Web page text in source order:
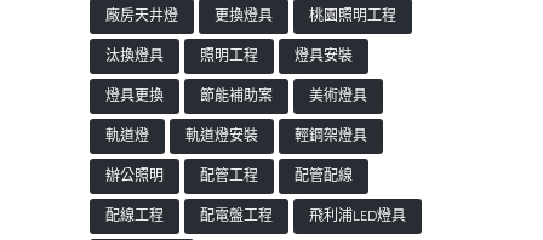
廠房天井燈
更換燈具
桃園照明工程
汰換燈具
照明工程
燈具安裝
燈具更換
節能補助案
美術燈具
軌道燈
軌道燈安裝
輕鋼架燈具
辦公照明
配管工程
配管配線
配線工程
配電盤工程
飛利浦LED燈具